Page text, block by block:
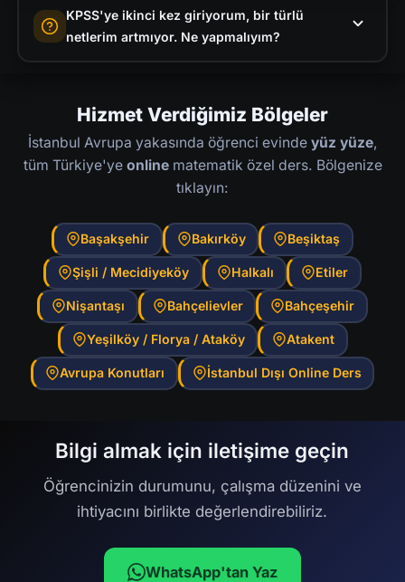
Orantı, Yüzde ve Faiz, Problemler (hareket,
yaş, karışım, işçi), Temel Geometri. Problemler
matematiği uzun süre bırakmış olan pek çok
öğrencim KPSS'de 25+ net yaparak hedef
derslerle evden verimli çalışabilirsiniz.
KPSS'ye ikinci kez giriyorum, bir türlü
netlerim artmıyor. Ne yapmalıyım?
çalışıyorsunuz ya da hataların nedenini analiz
etmeden ilerliyorsunuz. Birebir çalışmada
önce hangi konulardan ne kadar net
zayıf noktalara odaklanıyoruz. Genel tekrar
yerine hedefli çalışma ile 6-8 haftada ciddi
artış mümkün.
Hizmet Verdiğimiz Bölgeler
İstanbul Avrupa yakasında öğrenci evinde yüz yüze,
tüm Türkiye'ye onlinematematik özel ders. Bölgenize
tıklayın:
Başakşehir Bakırköy Beşiktaş
Şişli / Mecidiyeköy Halkalı Etiler
Nişantaşı Bahçelievler Bahçeşehir
Yeşilköy / Florya / Ataköy Atakent
Avrupa Konutları İstanbul Dışı Online Ders
Bilgi almak için iletişime geçin
Öğrencinizin durumunu, çalışma düzenini ve
ihtiyacını birlikte değerlendirebiliriz.
WhatsApp'tan Yaz